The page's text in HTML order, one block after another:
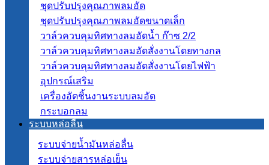
ชุดปรับปรุงคุณภาพลมอัด
ชุดปรับปรุงคุณภาพลมอัดขนาดเล็ก
วาล์วควบคุมทิศทางลมอัดน้ำ ก๊าซ 2/2
วาล์วควบคุมทิศทางลมอัดสั่งงานโดยทางกล
วาล์วควบคุมทิศทางลมอัดสั่งงานโดยไฟฟ้า
อุปกรณ์เสริม
เครื่องอัดชิ้นงานระบบลมอัด
กระบอกลม
ระบบหล่อลื่น
ระบบจ่ายน้ำมันหล่อลื่น
ระบบจ่ายสารหล่อเย็น